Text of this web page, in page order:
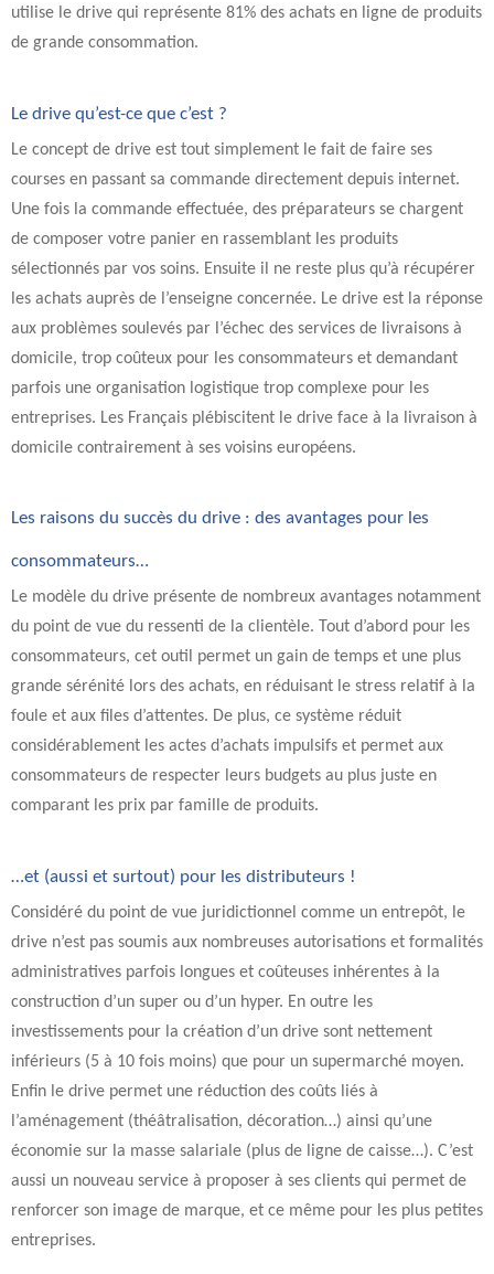
utilise le drive qui représente 81% des achats en ligne de produits
de grande consommation.
Le drive qu’est-ce que c’est ?
Le concept de drive est tout simplement le fait de faire ses
courses en passant sa commande directement depuis internet.
Une fois la commande effectuée, des préparateurs se chargent
de composer votre panier en rassemblant les produits
sélectionnés par vos soins. Ensuite il ne reste plus qu’à récupérer
les achats auprès de l’enseigne concernée. Le drive est la réponse
aux problèmes soulevés par l’échec des services de livraisons à
domicile, trop coûteux pour les consommateurs et demandant
parfois une organisation logistique trop complexe pour les
entreprises. Les Français plébiscitent le drive face à la livraison à
domicile contrairement à ses voisins européens.
Les raisons du succès du drive : des avantages pour les
consommateurs…
Le modèle du drive présente de nombreux avantages notamment
du point de vue du ressenti de la clientèle. Tout d’abord pour les
consommateurs, cet outil permet un gain de temps et une plus
grande sérénité lors des achats, en réduisant le stress relatif à la
foule et aux files d’attentes. De plus, ce système réduit
considérablement les actes d’achats impulsifs et permet aux
consommateurs de respecter leurs budgets au plus juste en
comparant les prix par famille de produits.
…et (aussi et surtout) pour les distributeurs !
Considéré du point de vue juridictionnel comme un entrepôt, le
drive n’est pas soumis aux nombreuses autorisations et formalités
administratives parfois longues et coûteuses inhérentes à la
construction d’un super ou d’un hyper. En outre les
investissements pour la création d’un drive sont nettement
inférieurs (5 à 10 fois moins) que pour un supermarché moyen.
Enfin le drive permet une réduction des coûts liés à
l’aménagement (théâtralisation, décoration…) ainsi qu’une
économie sur la masse salariale (plus de ligne de caisse…). C’est
aussi un nouveau service à proposer à ses clients qui permet de
renforcer son image de marque, et ce même pour les plus petites
entreprises.